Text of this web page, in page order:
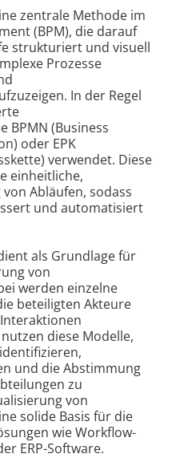
zentrale Methode im
(BPM), die darauf
strukturiert und visuell
Prozesse
In der Regel
BPMN (Business
oder EPK
verwendet. Diese
einheitliche,
Abläufen, sodass
und automatisiert
als Grundlage für
von
werden einzelne
beteiligten Akteure
diese Modelle,
und die Abstimmung
zu
von
solide Basis für die
wie Workflow-
ERP-Software.